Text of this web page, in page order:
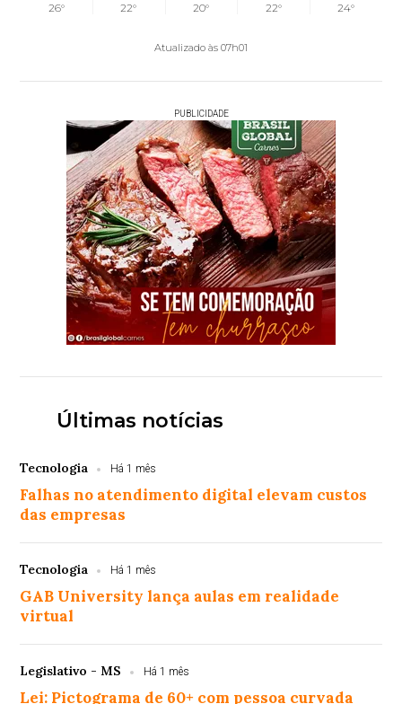
26°
22°
20°
22°
24°
Atualizado às 07h01
PUBLICIDADE
Últimas notícias
Tecnologia Há 1 mês
Falhas no atendimento digital elevam custos
das empresas
Tecnologia Há 1 mês
GAB University lança aulas em realidade
virtual
Legislativo - MS Há 1 mês
Lei: Pictograma de 60+ com pessoa curvada